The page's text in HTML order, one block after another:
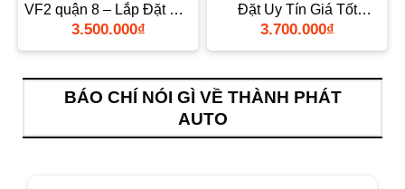
VF2 quận 8 – Lắp Đặt Giá
Tốt
3.500.000₫
Đặt Uy Tín Giá Tốt
TPHCM
3.700.000₫
BÁO CHÍ NÓI GÌ VỀ THÀNH PHÁT
AUTO